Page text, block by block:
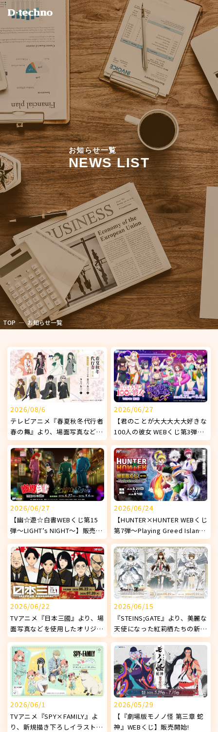
お知らせ一覧
NEWS LIST
TOP お知らせ一覧
2026/08/6
テレビアニメ『春夏秋冬代行者
春の舞』より、場面写真などを
使用したオリジナルグッズが発
売決定！
2026/06/27
【君のことが大大大大大好きな
100人の彼女 WEBくじ第3弾
『DokiDoki♡ナイトプール
1st.』】販売開始！
2026/06/27
【幽☆遊☆白書WEBくじ第15
弾～LIGHT’s NIGHT～】販売開
始!
2026/06/24
【HUNTER×HUNTER WEBくじ
第7弾～Playing Greed Island!
～】販売開始！
2026/06/22
TVアニメ『日本三國』より、場
面写真などを使用したオリジナ
ルグッズが発売決定！
2026/06/15
『STEINS;GATE』より、美麗な
天使になった紅莉栖たちの新オ
リジナルグッズが発売決定！
2026/06/1
TVアニメ『SPY×FAMILY』よ
り、新規描き下ろしイラストを
2026/05/29
【『劇場版モノノ怪 第三章 蛇
神』WEBくじ】販売開始!